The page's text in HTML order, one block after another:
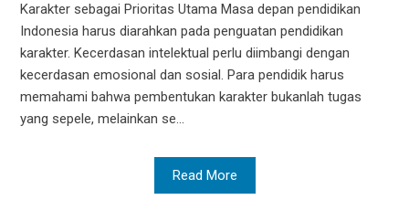
Karakter sebagai Prioritas Utama Masa depan pendidikan
Indonesia harus diarahkan pada penguatan pendidikan
karakter. Kecerdasan intelektual perlu diimbangi dengan
kecerdasan emosional dan sosial. Para pendidik harus
memahami bahwa pembentukan karakter bukanlah tugas
yang sepele, melainkan se...
Read More